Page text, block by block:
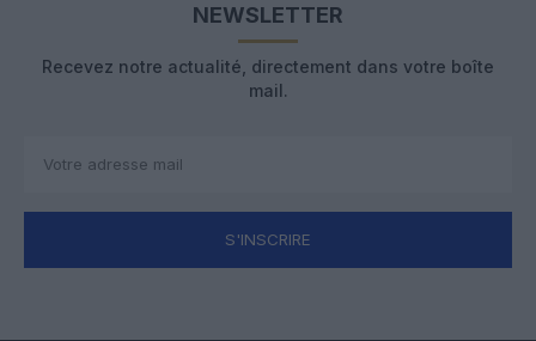
NEWSLETTER
Recevez notre actualité, directement dans votre boîte
mail.
S'INSCRIRE